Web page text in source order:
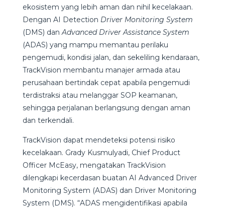
ekosistem yang lebih aman dan nihil kecelakaan.
Dengan AI Detection Driver Monitoring System
(DMS) dan Advanced Driver Assistance System
(ADAS) yang mampu memantau perilaku
pengemudi, kondisi jalan, dan sekeliling kendaraan,
TrackVision membantu manajer armada atau
perusahaan bertindak cepat apabila pengemudi
terdistraksi atau melanggar SOP keamanan,
sehingga perjalanan berlangsung dengan aman
dan terkendali.
TrackVision dapat mendeteksi potensi risiko
kecelakaan. Grady Kusmulyadi, Chief Product
Officer McEasy, mengatakan TrackVision
dilengkapi kecerdasan buatan AI Advanced Driver
Monitoring System (ADAS) dan Driver Monitoring
System (DMS). “ADAS mengidentifikasi apabila